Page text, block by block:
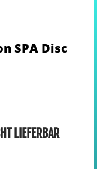
SPA Disc
LIEFERBAR